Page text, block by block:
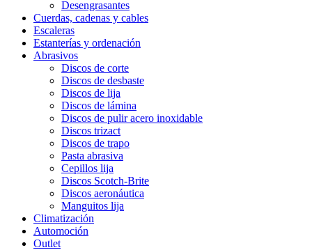
Desengrasantes
Cuerdas, cadenas y cables
Escaleras
Estanterías y ordenación
Abrasivos
Discos de corte
Discos de desbaste
Discos de lija
Discos de lámina
Discos de pulir acero inoxidable
Discos trizact
Discos de trapo
Pasta abrasiva
Cepillos lija
Discos Scotch-Brite
Discos aeronáutica
Manguitos lija
Climatización
Automoción
Outlet